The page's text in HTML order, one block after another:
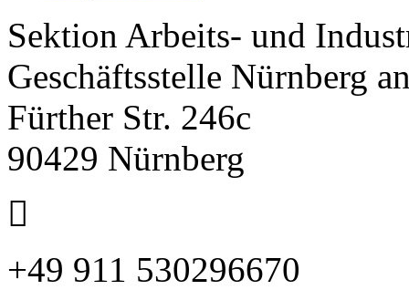
Sektion Arbeits- und
Geschäftsstelle Nürnberg
Fürther Str. 246c
90429 Nürnberg
+49 911 530296670